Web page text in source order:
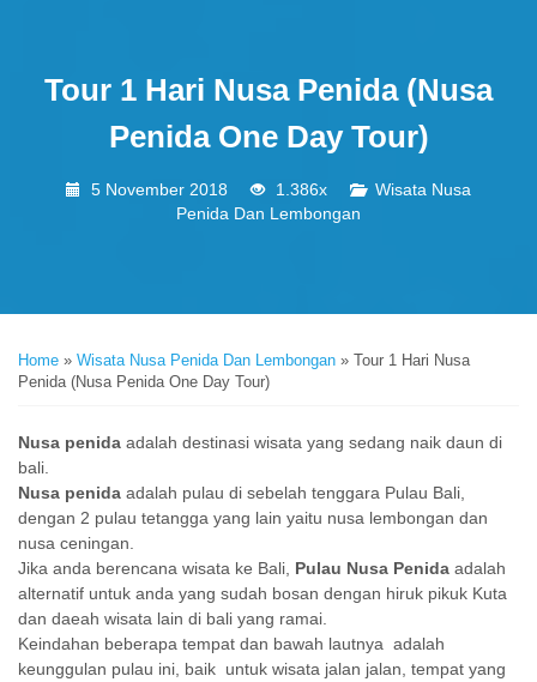
Tour 1 Hari Nusa Penida (Nusa
Penida One Day Tour)
5 November 2018 1.386x
Wisata Nusa
Penida Dan Lembongan
Home » Wisata Nusa Penida Dan Lembongan » Tour 1 Hari Nusa
Penida (Nusa Penida One Day Tour)
Nusa penida adalah destinasi wisata yang sedang naik daun di
bali.
Nusa penida adalah pulau di sebelah tenggara Pulau Bali,
dengan 2 pulau tetangga yang lain yaitu nusa lembongan dan
nusa ceningan.
Jika anda berencana wisata ke Bali, Pulau Nusa Penida adalah
alternatif untuk anda yang sudah bosan dengan hiruk pikuk Kuta
dan daeah wisata lain di bali yang ramai.
Keindahan beberapa tempat dan bawah lautnya adalah
keunggulan pulau ini, baik untuk wisata jalan jalan, tempat yang